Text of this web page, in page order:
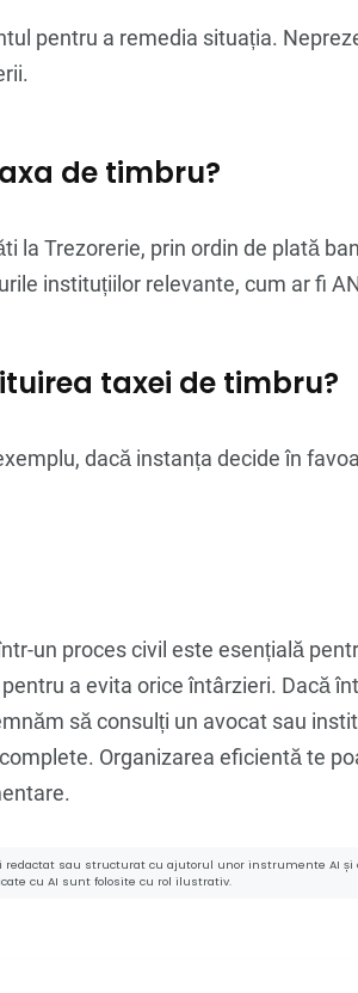
pentru a remedia situația.
de timbru?
la Trezorerie, prin ordin de plată
instituțiilor relevante, cum ar fi
taxei de timbru?
dacă instanța decide în
un proces civil este esențială
a evita orice întârzieri. Dacă
să consulți un avocat sau
Organizarea eficientă te
redactat sau structurat cu ajutorul unor instrumente AI și
cu AI sunt folosite cu rol ilustrativ.